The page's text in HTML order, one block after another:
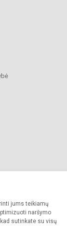
jums teikiamų
naršymo
sutinkate su visų
teisės saugomos.
draudžiama.